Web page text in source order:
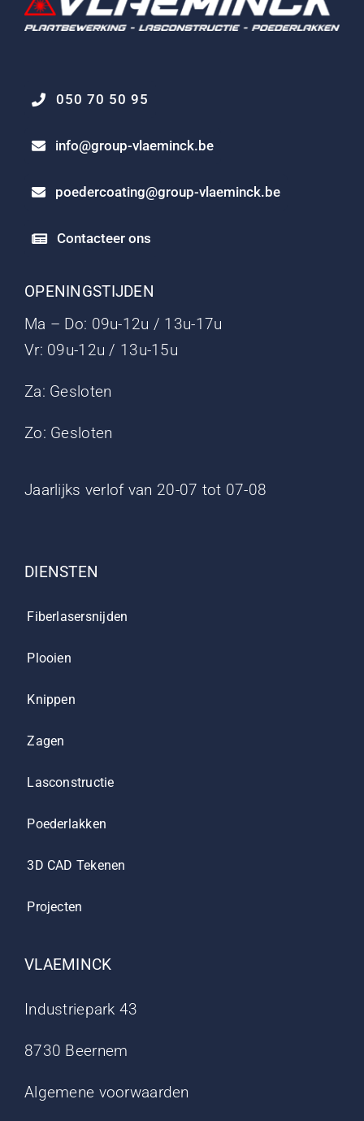
050 70 50 95
info@group-vlaeminck.be
poedercoating@group-vlaeminck.be
Contacteer ons
OPENINGSTIJDEN
Ma – Do: 09u-12u / 13u-17u
Vr: 09u-12u / 13u-15u
Za: Gesloten
Zo: Gesloten
Jaarlijks verlof van 20-07 tot 07-08
DIENSTEN
Fiberlasersnijden
Plooien
Knippen
Zagen
Lasconstructie
Poederlakken
3D CAD Tekenen
Projecten
VLAEMINCK
Industriepark 43
8730 Beernem
Algemene voorwaarden